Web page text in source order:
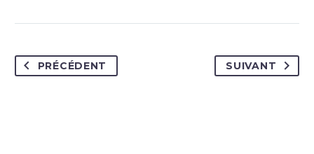
PRÉCÉDENT SUIVANT